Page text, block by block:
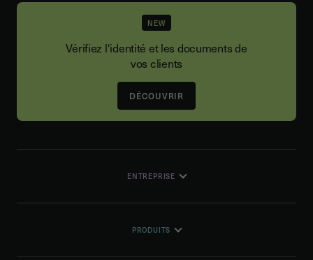
NEW
Vérifiez l'identité et les documents de
vos clients
DÉCOUVRIR
ENTREPRISE
PRODUITS